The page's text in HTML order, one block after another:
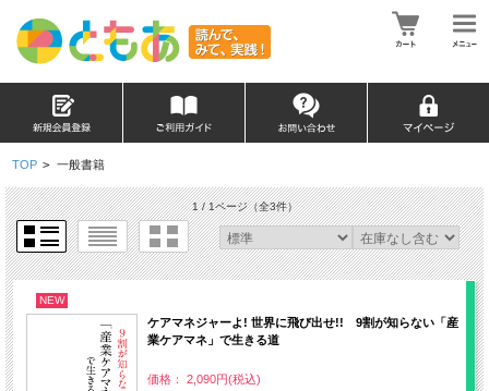
TOP > 一般書籍
1 / 1ページ（全3件）
NEW
ケアマネジャーよ! 世界に飛び出せ!! 9割が知らない「産
業ケアマネ」で生きる道
価格： 2,090円(税込)